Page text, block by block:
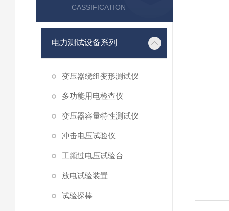
CASSIFICATION
电力测试设备系列
变压器绕组变形测试仪
多功能用电检查仪
变压器容量特性测试仪
冲击电压试验仪
工频过电压试验台
放电试验装置
试验探棒